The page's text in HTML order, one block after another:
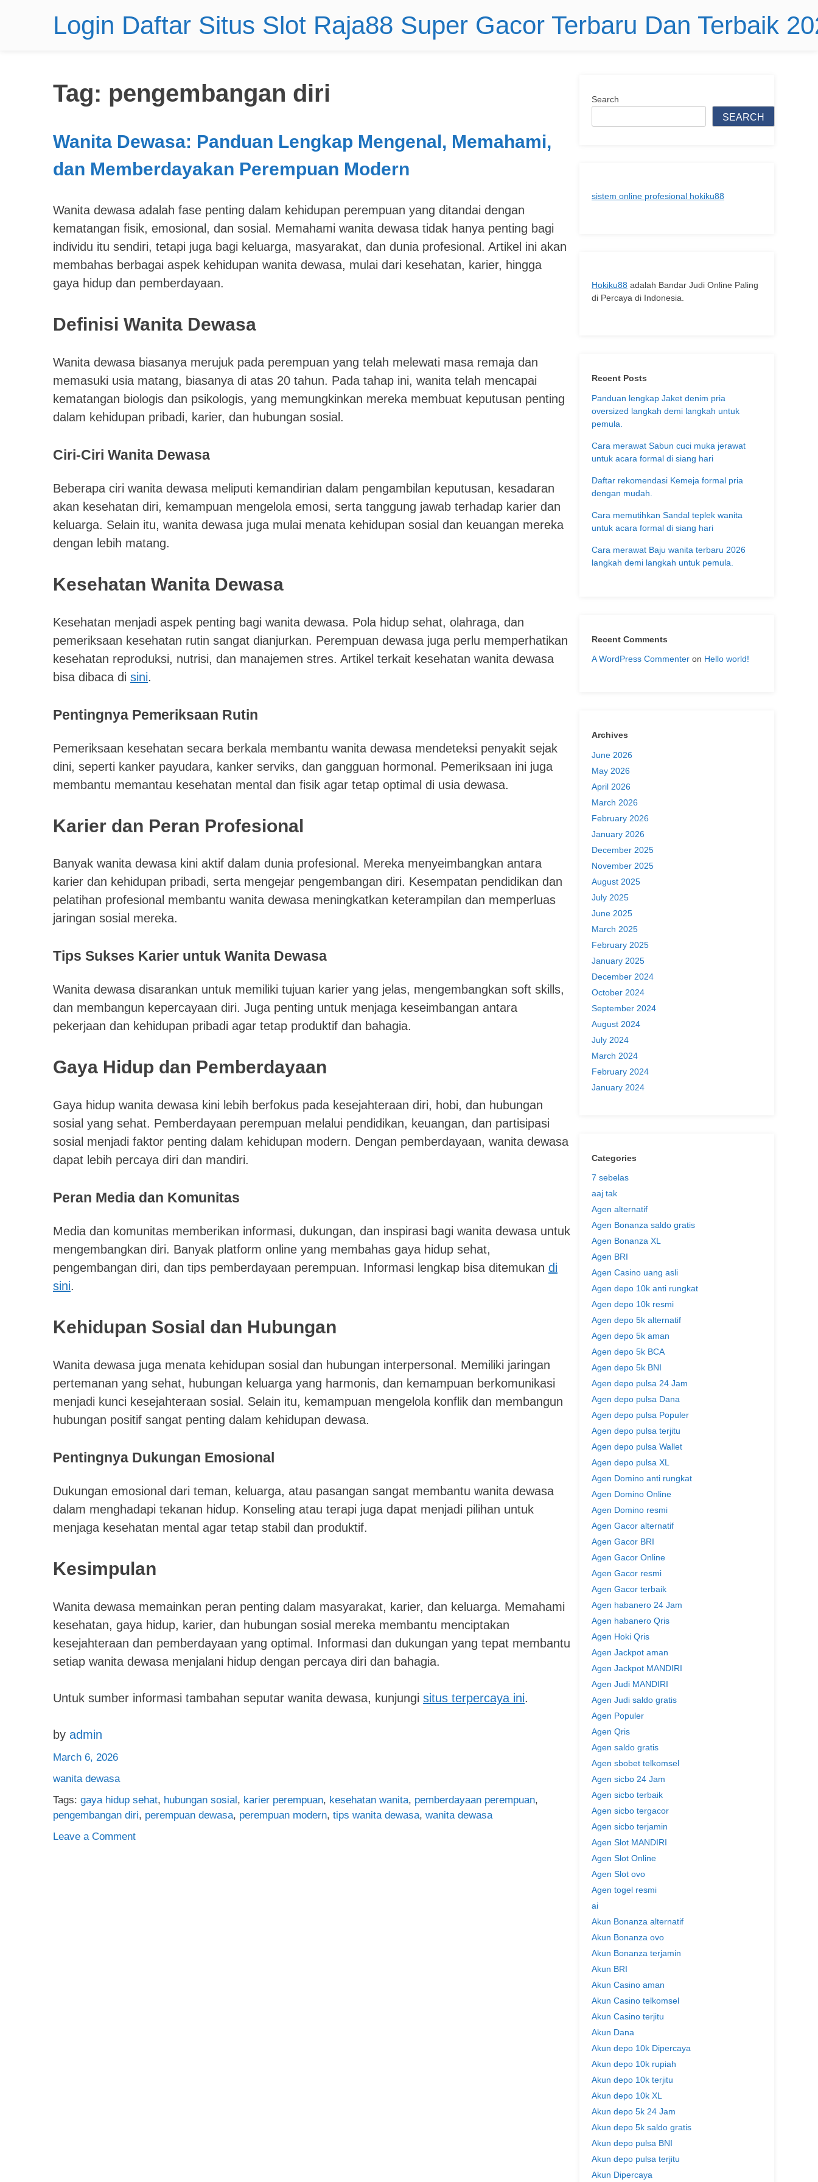
Login Daftar Situs Slot Raja88 Super Gacor Terbaru Dan Terbaik
Tag: pengembangan diri
Wanita Dewasa: Panduan Lengkap Mengenal, Memahami,
dan Memberdayakan Perempuan Modern
Wanita dewasa adalah fase penting dalam kehidupan perempuan yang ditandai dengan
kematangan fisik, emosional, dan sosial. Memahami wanita dewasa tidak hanya penting bagi
individu itu sendiri, tetapi juga bagi keluarga, masyarakat, dan dunia profesional. Artikel ini akan
membahas berbagai aspek kehidupan wanita dewasa, mulai dari kesehatan, karier, hingga
gaya hidup dan pemberdayaan.
Definisi Wanita Dewasa
Wanita dewasa biasanya merujuk pada perempuan yang telah melewati masa remaja dan
memasuki usia matang, biasanya di atas 20 tahun. Pada tahap ini, wanita telah mencapai
kematangan biologis dan psikologis, yang memungkinkan mereka membuat keputusan penting
dalam kehidupan pribadi, karier, dan hubungan sosial.
Ciri-Ciri Wanita Dewasa
Beberapa ciri wanita dewasa meliputi kemandirian dalam pengambilan keputusan, kesadaran
akan kesehatan diri, kemampuan mengelola emosi, serta tanggung jawab terhadap karier dan
keluarga. Selain itu, wanita dewasa juga mulai menata kehidupan sosial dan keuangan mereka
dengan lebih matang.
Kesehatan Wanita Dewasa
Kesehatan menjadi aspek penting bagi wanita dewasa. Pola hidup sehat, olahraga, dan
pemeriksaan kesehatan rutin sangat dianjurkan. Perempuan dewasa juga perlu memperhatikan
kesehatan reproduksi, nutrisi, dan manajemen stres. Artikel terkait kesehatan wanita dewasa
bisa dibaca di sini.
Pentingnya Pemeriksaan Rutin
Pemeriksaan kesehatan secara berkala membantu wanita dewasa mendeteksi penyakit sejak
dini, seperti kanker payudara, kanker serviks, dan gangguan hormonal. Pemeriksaan ini juga
membantu memantau kesehatan mental dan fisik agar tetap optimal di usia dewasa.
Karier dan Peran Profesional
Banyak wanita dewasa kini aktif dalam dunia profesional. Mereka menyeimbangkan antara
karier dan kehidupan pribadi, serta mengejar pengembangan diri. Kesempatan pendidikan dan
pelatihan profesional membantu wanita dewasa meningkatkan keterampilan dan memperluas
jaringan sosial mereka.
Tips Sukses Karier untuk Wanita Dewasa
Wanita dewasa disarankan untuk memiliki tujuan karier yang jelas, mengembangkan soft skills,
dan membangun kepercayaan diri. Juga penting untuk menjaga keseimbangan antara
pekerjaan dan kehidupan pribadi agar tetap produktif dan bahagia.
Gaya Hidup dan Pemberdayaan
Gaya hidup wanita dewasa kini lebih berfokus pada kesejahteraan diri, hobi, dan hubungan
sosial yang sehat. Pemberdayaan perempuan melalui pendidikan, keuangan, dan partisipasi
sosial menjadi faktor penting dalam kehidupan modern. Dengan pemberdayaan, wanita dewasa
dapat lebih percaya diri dan mandiri.
Peran Media dan Komunitas
Media dan komunitas memberikan informasi, dukungan, dan inspirasi bagi wanita dewasa untuk
mengembangkan diri. Banyak platform online yang membahas gaya hidup sehat,
pengembangan diri, dan tips pemberdayaan perempuan. Informasi lengkap bisa ditemukan di
sini.
Kehidupan Sosial dan Hubungan
Wanita dewasa juga menata kehidupan sosial dan hubungan interpersonal. Memiliki jaringan
pertemanan yang sehat, hubungan keluarga yang harmonis, dan kemampuan berkomunikasi
menjadi kunci kesejahteraan sosial. Selain itu, kemampuan mengelola konflik dan membangun
hubungan positif sangat penting dalam kehidupan dewasa.
Pentingnya Dukungan Emosional
Dukungan emosional dari teman, keluarga, atau pasangan sangat membantu wanita dewasa
dalam menghadapi tekanan hidup. Konseling atau terapi juga dapat menjadi pilihan untuk
menjaga kesehatan mental agar tetap stabil dan produktif.
Kesimpulan
Wanita dewasa memainkan peran penting dalam masyarakat, karier, dan keluarga. Memahami
kesehatan, gaya hidup, karier, dan hubungan sosial mereka membantu menciptakan
kesejahteraan dan pemberdayaan yang optimal. Informasi dan dukungan yang tepat membantu
setiap wanita dewasa menjalani hidup dengan percaya diri dan bahagia.
Untuk sumber informasi tambahan seputar wanita dewasa, kunjungi situs terpercaya ini.
by admin
March 6, 2026
wanita dewasa
Tags: gaya hidup sehat, hubungan sosial, karier perempuan, kesehatan wanita, pemberdayaan perempuan,
pengembangan diri, perempuan dewasa, perempuan modern, tips wanita dewasa, wanita dewasa
Leave a Commenton
Search
SEARCH
sistem online profesional hokiku88
Hokiku88 adalah Bandar Judi Online Paling
di Percaya di Indonesia.
Recent Posts
Panduan lengkap Jaket denim pria
oversized langkah demi langkah untuk
pemula.
Cara merawat Sabun cuci muka jerawat
untuk acara formal di siang hari
Daftar rekomendasi Kemeja formal pria
dengan mudah.
Cara memutihkan Sandal teplek wanita
untuk acara formal di siang hari
Cara merawat Baju wanita terbaru 2026
langkah demi langkah untuk pemula.
Recent Comments
A WordPress Commenter on Hello world!
Archives
June 2026
May 2026
April 2026
March 2026
February 2026
January 2026
December 2025
November 2025
August 2025
July 2025
June 2025
March 2025
February 2025
January 2025
December 2024
October 2024
September 2024
August 2024
July 2024
March 2024
February 2024
January 2024
Categories
7 sebelas
aaj tak
Agen alternatif
Agen Bonanza saldo gratis
Agen Bonanza XL
Agen BRI
Agen Casino uang asli
Agen depo 10k anti rungkat
Agen depo 10k resmi
Agen depo 5k alternatif
Agen depo 5k aman
Agen depo 5k BCA
Agen depo 5k BNI
Agen depo pulsa 24 Jam
Agen depo pulsa Dana
Agen depo pulsa Populer
Agen depo pulsa terjitu
Agen depo pulsa Wallet
Agen depo pulsa XL
Agen Domino anti rungkat
Agen Domino Online
Agen Domino resmi
Agen Gacor alternatif
Agen Gacor BRI
Agen Gacor Online
Agen Gacor resmi
Agen Gacor terbaik
Agen habanero 24 Jam
Agen habanero Qris
Agen Hoki Qris
Agen Jackpot aman
Agen Jackpot MANDIRI
Agen Judi MANDIRI
Agen Judi saldo gratis
Agen Populer
Agen Qris
Agen saldo gratis
Agen sbobet telkomsel
Agen sicbo 24 Jam
Agen sicbo terbaik
Agen sicbo tergacor
Agen sicbo terjamin
Agen Slot MANDIRI
Agen Slot Online
Agen Slot ovo
Agen togel resmi
ai
Akun Bonanza alternatif
Akun Bonanza ovo
Akun Bonanza terjamin
Akun BRI
Akun Casino aman
Akun Casino telkomsel
Akun Casino terjitu
Akun Dana
Akun depo 10k Dipercaya
Akun depo 10k rupiah
Akun depo 10k terjitu
Akun depo 10k XL
Akun depo 5k 24 Jam
Akun depo 5k saldo gratis
Akun depo pulsa BNI
Akun depo pulsa terjitu
Akun Dipercaya